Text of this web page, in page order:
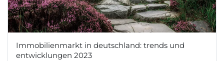
Immobilienmarkt in deutschland: trends und
entwicklungen 2023